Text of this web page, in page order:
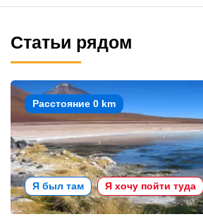
Статьи рядом
Расстояние 0 km
Я был там Я хочу пойти туда